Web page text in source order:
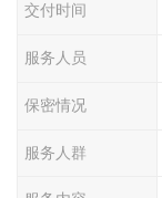
交付时间
服务人员
保密情况
服务人群